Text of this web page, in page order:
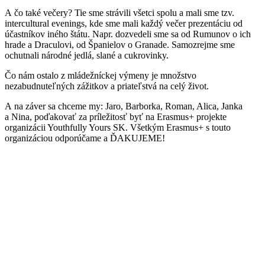
A čo také večery? Tie sme strávili všetci spolu a mali sme tzv.
intercultural evenings, kde sme mali každý večer prezentáciu od
účastníkov iného štátu. Napr. dozvedeli sme sa od Rumunov o ich
hrade a Draculovi, od Španielov o Granade. Samozrejme sme
ochutnali národné jedlá, slané a cukrovinky.
Čo nám ostalo z mládežníckej výmeny je množstvo
nezabudnuteľných zážitkov a priateľstvá na celý život.
A na záver sa chceme my: Jaro, Barborka, Roman, Alica, Janka
a Nina, poďakovať za príležitosť byť na Erasmus+ projekte
organizácii Youthfully Yours SK. Všetkým Erasmus+ s touto
organizáciou odporúčame a ĎAKUJEME!